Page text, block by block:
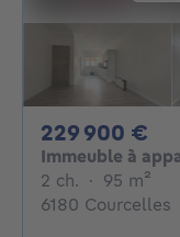
229 900 €
Immeuble à
2 ch. 2 chambres
· 95 m²
6180 Courcelles